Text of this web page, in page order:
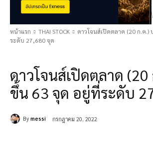
หน้าแรก THAI STOCK
ดาวโจนส์เปิดตลาด (20 ก.ค.)
ระดับ 27,680 จุด
ดาวโจนส์เปิดตลาด
ขึ้น 63 จุด อยู่ที่ระดับ
By messi กรกฎาคม 20, 2022